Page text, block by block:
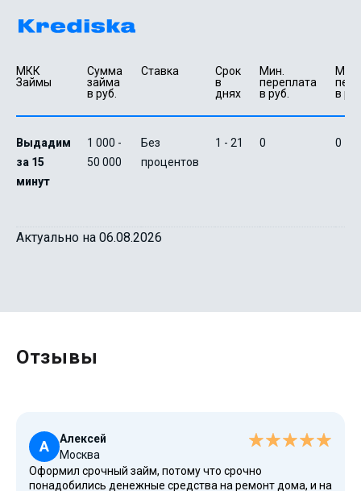
МКК
Займы
Сумма
займа
в руб.
Ставка
Срок
в
днях
Мин.
переплата
в руб.
в
Выдадим
за 15
минут
1 000 -
50 000
Без
процентов
1 - 21 0 0
Актуально на 06.08.2026
Отзывы
А
Алексей
Москва
Оформил срочный займ, потому что срочно
понадобились денежные средства на ремонт дома, и на